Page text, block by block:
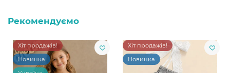
Рекомендуємо
Хіт продажів!
Новинка
Хіт продажів!
Новинка